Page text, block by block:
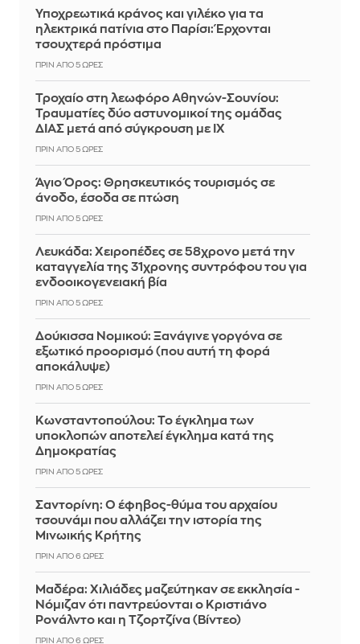
Υποχρεωτικά κράνος και γιλέκο για τα
ηλεκτρικά πατίνια στο Παρίσι: Έρχονται
τσουχτερά πρόστιμα
ΠΡΙΝ ΑΠΌ 5 ΏΡΕΣ
Τροχαίο στη λεωφόρο Αθηνών-Σουνίου:
Τραυματίες δύο αστυνομικοί της ομάδας
ΔΙΑΣ μετά από σύγκρουση με ΙΧ
ΠΡΙΝ ΑΠΌ 5 ΏΡΕΣ
Άγιο Όρος: Θρησκευτικός τουρισμός σε
άνοδο, έσοδα σε πτώση
ΠΡΙΝ ΑΠΌ 5 ΏΡΕΣ
Λευκάδα: Χειροπέδες σε 58χρονο μετά την
καταγγελία της 31χρονης συντρόφου του για
ενδοοικογενειακή βία
ΠΡΙΝ ΑΠΌ 5 ΏΡΕΣ
Δούκισσα Νομικού: Ξανάγινε γοργόνα σε
εξωτικό προορισμό (που αυτή τη φορά
αποκάλυψε)
ΠΡΙΝ ΑΠΌ 5 ΏΡΕΣ
Κωνσταντοπούλου: Το έγκλημα των
υποκλοπών αποτελεί έγκλημα κατά της
Δημοκρατίας
ΠΡΙΝ ΑΠΌ 5 ΏΡΕΣ
Σαντορίνη: Ο έφηβος-θύμα του αρχαίου
τσουνάμι που αλλάζει την ιστορία της
Μινωικής Κρήτης
ΠΡΙΝ ΑΠΌ 6 ΏΡΕΣ
Μαδέρα: Χιλιάδες μαζεύτηκαν σε εκκλησία -
Νόμιζαν ότι παντρεύονται ο Κριστιάνο
Ρονάλντο και η Τζορτζίνα (Βίντεο)
ΠΡΙΝ ΑΠΌ 6 ΏΡΕΣ